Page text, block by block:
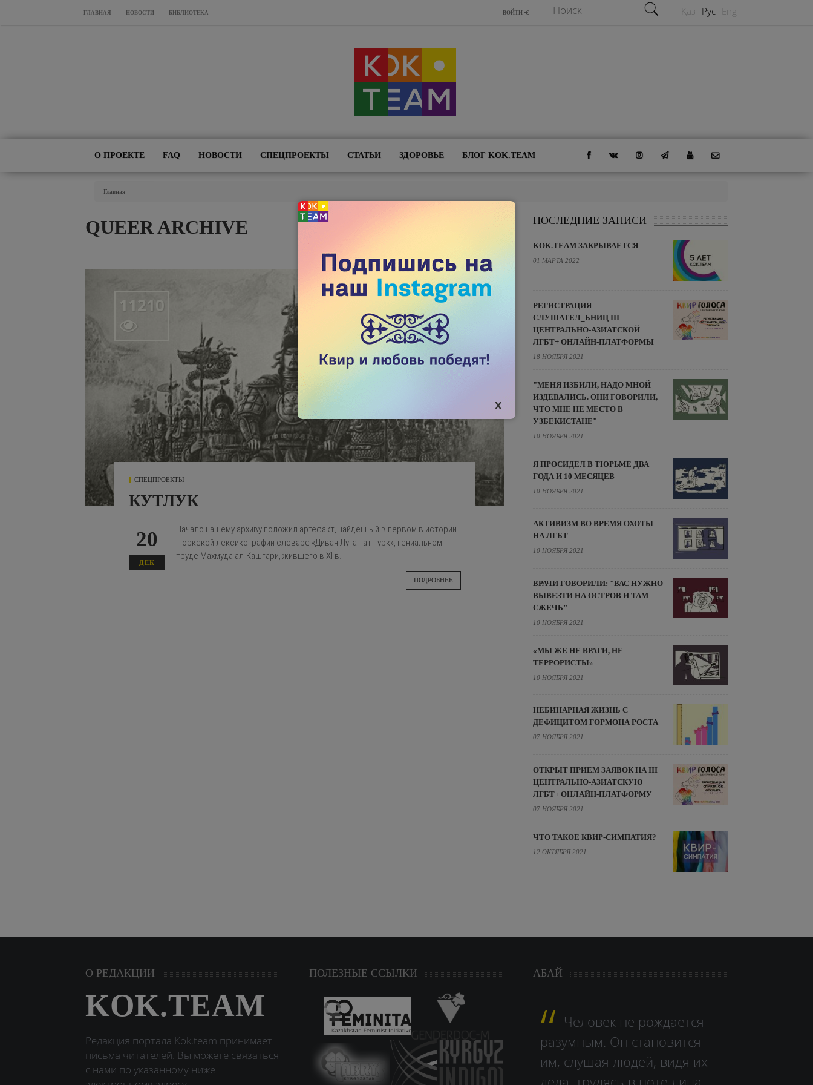
Перейти к основному содержанию
ГЛАВНАЯ НОВОСТИ БИБЛИОТЕКА ВОЙТИ
Форма поиска
Поиск Қаз Рус Eng
О ПРОЕКТЕ FAQ НОВОСТИ СПЕЦПРОЕКТЫ СТАТЬИ ЗДОРОВЬЕ БЛОГ KOK.TEAM
Главная
QUEER ARCHIVE
11210

СПЕЦПРОЕКТЫ
КУТЛУК
20
ДЕК
Начало нашему архиву положил артефакт, найденный в первом в истории
тюркской лексикографии словаре «Диван Лугат ат-Турк», гениальном
труде Махмуда ал-Кашгари, жившего в XI в.
ПОДРОБНЕЕ
ПОСЛЕДНИЕ ЗАПИСИ
KOK.TEAM ЗАКРЫВАЕТСЯ
01 МАРТА 2022
РЕГИСТРАЦИЯ
СЛУШАТЕЛ_ЬНИЦ III
ЦЕНТРАЛЬНО-АЗИАТСКОЙ
ЛГБТ+ ОНЛАЙН-ПЛАТФОРМЫ
18 НОЯБРЯ 2021
"МЕНЯ ИЗБИЛИ, НАДО МНОЙ
ИЗДЕВАЛИСЬ. ОНИ ГОВОРИЛИ,
ЧТО МНЕ НЕ МЕСТО В
УЗБЕКИСТАНЕ"
10 НОЯБРЯ 2021
Я ПРОСИДЕЛ В ТЮРЬМЕ ДВА
ГОДА И 10 МЕСЯЦЕВ
10 НОЯБРЯ 2021
АКТИВИЗМ ВО ВРЕМЯ ОХОТЫ
НА ЛГБТ
10 НОЯБРЯ 2021
ВРАЧИ ГОВОРИЛИ: "ВАС НУЖНО
ВЫВЕЗТИ НА ОСТРОВ И ТАМ
СЖЕЧЬ”
10 НОЯБРЯ 2021
«МЫ ЖЕ НЕ ВРАГИ, НЕ
ТЕРРОРИСТЫ»
10 НОЯБРЯ 2021
НЕБИНАРНАЯ ЖИЗНЬ С
ДЕФИЦИТОМ ГОРМОНА РОСТА
07 НОЯБРЯ 2021
ОТКРЫТ ПРИЕМ ЗАЯВОК НА III
ЦЕНТРАЛЬНО-АЗИАТСКУЮ
ЛГБТ+ ОНЛАЙН-ПЛАТФОРМУ
07 НОЯБРЯ 2021
ЧТО ТАКОЕ КВИР-СИМПАТИЯ?
12 ОКТЯБРЯ 2021
О РЕДАКЦИИ
KOK.TEAM
Редакция портала Kok.team принимает
письма читателей. Вы можете связаться
с нами по указанному ниже
ПОЛЕЗНЫЕ ССЫЛКИ АБАЙ
Человек не рождается
разумным. Он становится
им, слушая людей, видя их
дела, тру­дясь в поте лица.